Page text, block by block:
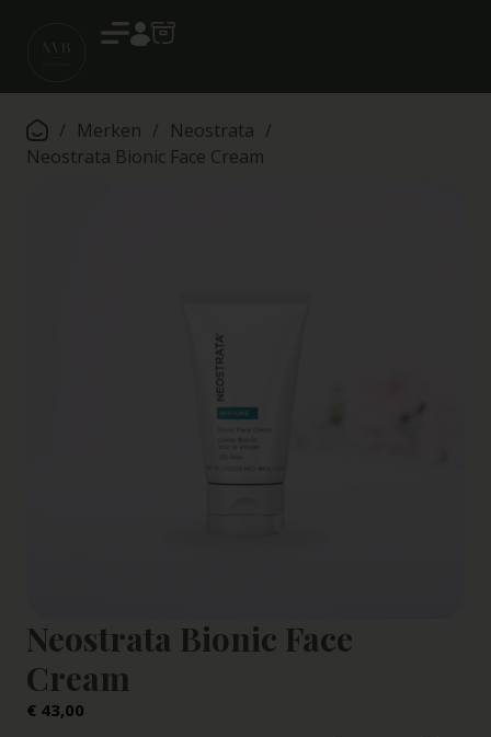
Account
/ Merken / Neostrata /
Neostrata Bionic Face Cream
Neostrata Bionic Face
Cream
€ 43,00